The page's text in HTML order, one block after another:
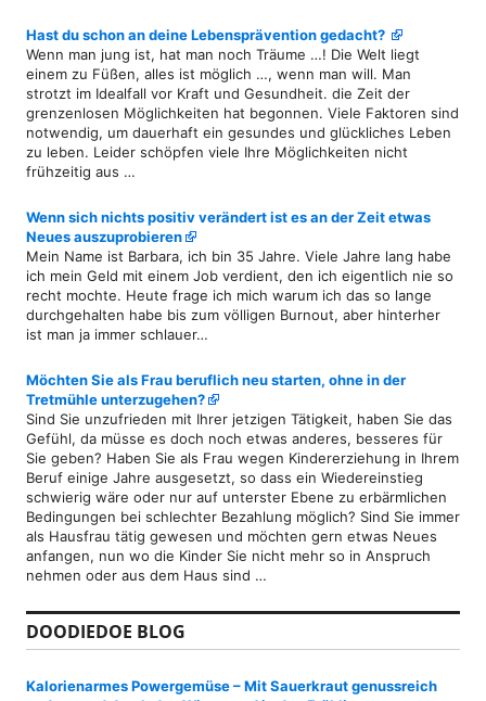
Hast du schon an deine Lebensprävention gedacht?
Wenn man jung ist, hat man noch Träume …! Die Welt liegt
einem zu Füßen, alles ist möglich …, wenn man will. Man
strotzt im Idealfall vor Kraft und Gesundheit. die Zeit der
grenzenlosen Möglichkeiten hat begonnen. Viele Faktoren sind
notwendig, um dauerhaft ein gesundes und glückliches Leben
zu leben. Leider schöpfen viele Ihre Möglichkeiten nicht
frühzeitig aus …
Wenn sich nichts positiv verändert ist es an der Zeit etwas
Neues auszuprobieren
Mein Name ist Barbara, ich bin 35 Jahre. Viele Jahre lang habe
ich mein Geld mit einem Job verdient, den ich eigentlich nie so
recht mochte. Heute frage ich mich warum ich das so lange
durchgehalten habe bis zum völligen Burnout, aber hinterher
ist man ja immer schlauer…
Möchten Sie als Frau beruflich neu starten, ohne in der
Tretmühle unterzugehen?
Sind Sie unzufrieden mit Ihrer jetzigen Tätigkeit, haben Sie das
Gefühl, da müsse es doch noch etwas anderes, besseres für
Sie geben? Haben Sie als Frau wegen Kindererziehung in Ihrem
Beruf einige Jahre ausgesetzt, so dass ein Wiedereinstieg
schwierig wäre oder nur auf unterster Ebene zu erbärmlichen
Bedingungen bei schlechter Bezahlung möglich? Sind Sie immer
als Hausfrau tätig gewesen und möchten gern etwas Neues
anfangen, nun wo die Kinder Sie nicht mehr so in Anspruch
nehmen oder aus dem Haus sind …
DOODIEDOE BLOG
Kalorienarmes Powergemüse – Mit Sauerkraut genussreich